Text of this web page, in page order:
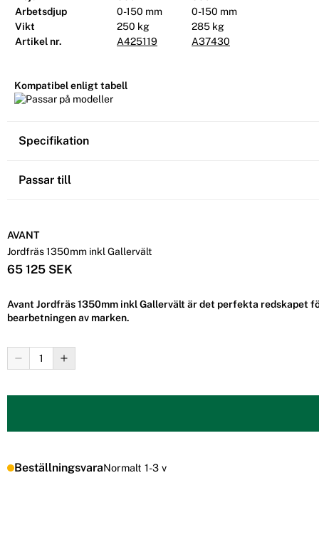
Arbetsdjup
0-150 mm
0-150 mm
Vikt
250 kg
285 kg
Artikel nr.
A425119 A37430
Kompatibel enligt tabell
Specifikation
Passar till
AVANT
Jordfräs 1350mm inkl Gallervält
65 125 SEK
Avant Jordfräs 1350mm inkl Gallervält är det perfekta redskapet
bearbetningen av marken.
BeställningsvaraNormalt 1-3 v